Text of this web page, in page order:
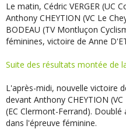
Le matin, Cédric VERGER (UC
Anthony CHEYTION (VC Le
BODEAU (TV Montluçon
féminines, victoire de Anne
Suite des résultats montée de
L'après-midi, nouvelle victoire
devant Anthony CHEYTION
(EC Clermont-Ferrand). Doublé
dans l'épreuve féminine.